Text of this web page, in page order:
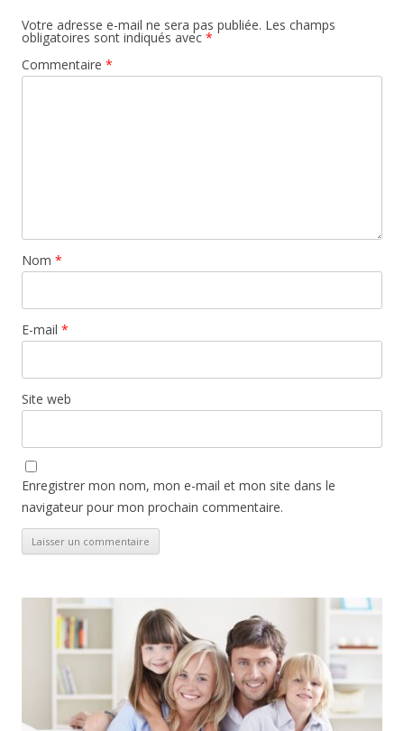
Votre adresse e-mail ne sera pas publiée. Les champs
obligatoires sont indiqués avec *
Commentaire *
Nom *
E-mail *
Site web
Enregistrer mon nom, mon e-mail et mon site dans le
navigateur pour mon prochain commentaire.